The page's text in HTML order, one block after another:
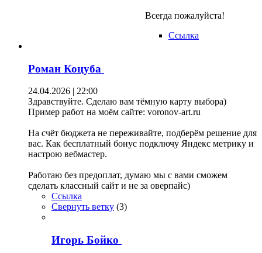
Всегда пожалуйста!
Ссылка
Роман Коцуба
24.04.2026 | 22:00
Здравствуйте. Сделаю вам тёмную карту выбора)
Пример работ на моём сайте: voronov-art.ru
На счёт бюджета не переживайте, подберём решение для
вас. Как бесплатный бонус подключу Яндекс метрику и
настрою вебмастер.
Работаю без предоплат, думаю мы с вами сможем
сделать классный сайт и не за оверпайс)
Ссылка
Свернуть ветку (3)
Игорь Бойко